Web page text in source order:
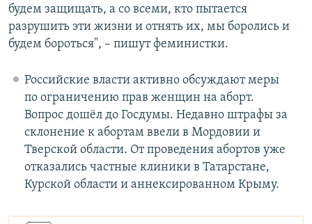
будем защищать, а со всеми, кто пытается
разрушить эти жизни и отнять их, мы боролись и
будем бороться", – пишут феминистки.
Российские власти активно обсуждают меры
по ограничению прав женщин на аборт.
Вопрос дошёл до Госдумы. Недавно штрафы за
склонение к абортам ввели в Мордовии и
Тверской области. От проведения абортов уже
отказались частные клиники в Татарстане,
Курской области и аннексированном Крыму.